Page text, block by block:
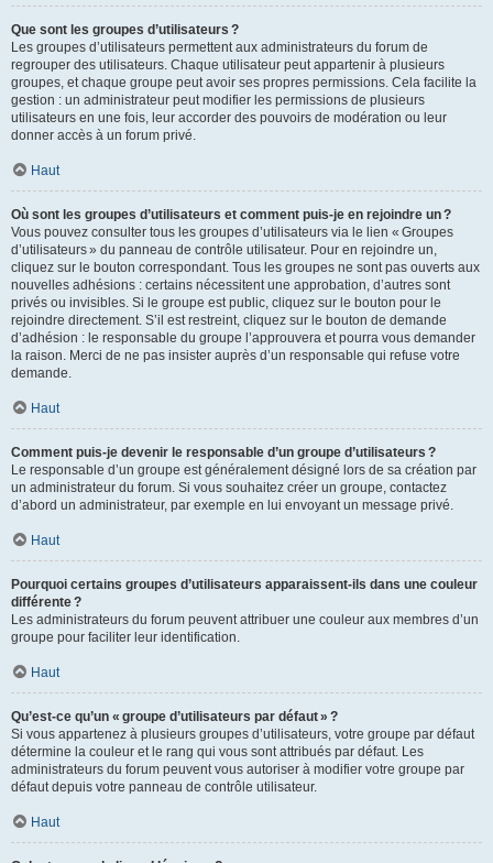
Que sont les groupes d’utilisateurs ?
Les groupes d’utilisateurs permettent aux administrateurs du forum de
regrouper des utilisateurs. Chaque utilisateur peut appartenir à plusieurs
groupes, et chaque groupe peut avoir ses propres permissions. Cela facilite la
gestion : un administrateur peut modifier les permissions de plusieurs
utilisateurs en une fois, leur accorder des pouvoirs de modération ou leur
donner accès à un forum privé.
Haut
Où sont les groupes d’utilisateurs et comment puis-je en rejoindre un ?
Vous pouvez consulter tous les groupes d’utilisateurs via le lien « Groupes
d’utilisateurs » du panneau de contrôle utilisateur. Pour en rejoindre un,
cliquez sur le bouton correspondant. Tous les groupes ne sont pas ouverts aux
nouvelles adhésions : certains nécessitent une approbation, d’autres sont
privés ou invisibles. Si le groupe est public, cliquez sur le bouton pour le
rejoindre directement. S’il est restreint, cliquez sur le bouton de demande
d’adhésion : le responsable du groupe l’approuvera et pourra vous demander
la raison. Merci de ne pas insister auprès d’un responsable qui refuse votre
demande.
Haut
Comment puis-je devenir le responsable d’un groupe d’utilisateurs ?
Le responsable d’un groupe est généralement désigné lors de sa création par
un administrateur du forum. Si vous souhaitez créer un groupe, contactez
d’abord un administrateur, par exemple en lui envoyant un message privé.
Haut
Pourquoi certains groupes d’utilisateurs apparaissent-ils dans une couleur
différente ?
Les administrateurs du forum peuvent attribuer une couleur aux membres d’un
groupe pour faciliter leur identification.
Haut
Qu’est-ce qu’un « groupe d’utilisateurs par défaut » ?
Si vous appartenez à plusieurs groupes d’utilisateurs, votre groupe par défaut
détermine la couleur et le rang qui vous sont attribués par défaut. Les
administrateurs du forum peuvent vous autoriser à modifier votre groupe par
défaut depuis votre panneau de contrôle utilisateur.
Haut